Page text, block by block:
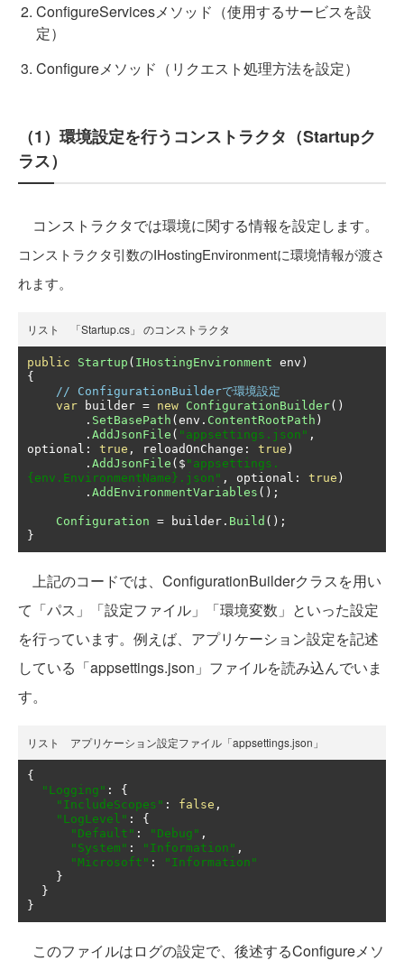
ConfigureServicesメソッド（使用するサービスを設
定）
Configureメソッド（リクエスト処理方法を設定）
（1）環境設定を行うコンストラクタ（Startupク
ラス）
コンストラクタでは環境に関する情報を設定します。
コンストラクタ引数のIHostingEnvironmentに環境情報が渡さ
れます。
リスト 「Startup.cs」 のコンストラクタ
public Startup ( IHostingEnvironment env )
{
// ConfigurationBuilderで環境設定
var builder = new ConfigurationBuilder()
. SetBasePath ( env . ContentRootPath )
. AddJsonFile ( "appsettings.json" ,
optional : true , reloadOnChange : true )
. AddJsonFile ( $ "appsettings.
{env.EnvironmentName}.json" , optional : true )
. AddEnvironmentVariables ();
Configuration = builder . Build ();
}
上記のコードでは、ConfigurationBuilderクラスを用い
て「パス」「設定ファイル」「環境変数」といった設定
を行っています。例えば、アプリケーション設定を記述
している「appsettings.json」ファイルを読み込んでいま
す。
リスト アプリケーション設定ファイル「appsettings.json」
{
"Logging" :
{
"IncludeScopes" : false ,
"LogLevel" :
{
"Default" : "Debug" ,
"System" : "Information" ,
"Microsoft" :
"Information"
}
}
}
このファイルはログの設定で、後述するConfigureメソ